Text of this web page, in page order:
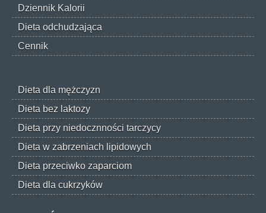
Dziennik Kalorii
Dieta odchudzająca
Cennik
Dieta dla mężczyzn
Dieta bez laktozy
Dieta przy niedocznności tarczycy
Dieta w zabrzeniach lipidowych
Dieta przeciwko zaparciom
Dieta dla cukrzyków